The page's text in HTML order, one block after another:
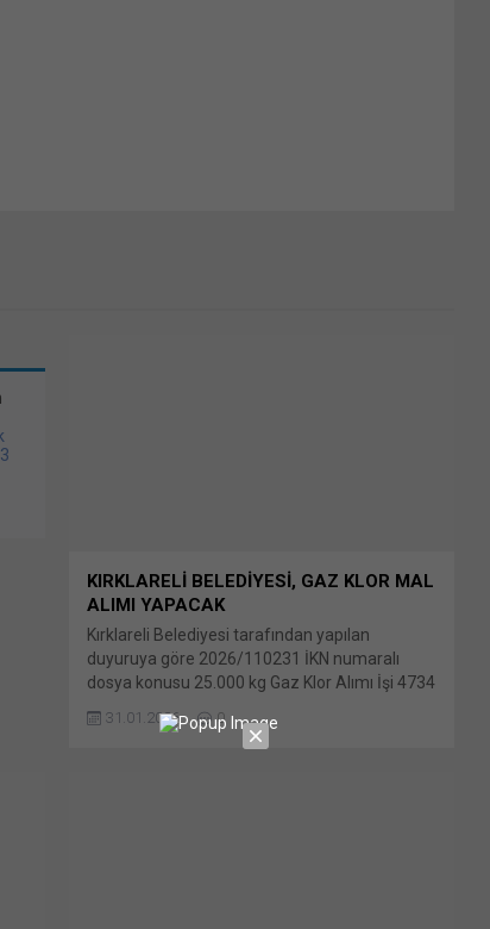
3
KIRKLARELİ BELEDİYESİ, GAZ KLOR MAL
ALIMI YAPACAK
Kırklareli Belediyesi tarafından yapılan
duyuruya göre 2026/110231 İKN numaralı
dosya konusu 25.000 kg Gaz Klor Alımı İşi 4734
sayılı Kamu İhale Kanununun 19 uncu
maddesine Bunu paylaş: X'te paylaşmak için
tıklayın (Yeni pencerede açılır) X Linkedln
31.01.2026 0